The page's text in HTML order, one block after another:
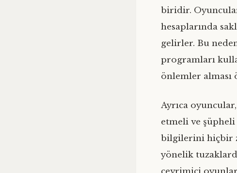
biridir.
hesaplarında
gelirler. Bu
programları
önlemler alması
Ayrıca
etmeli ve
bilgilerini hiçbir
yönelik